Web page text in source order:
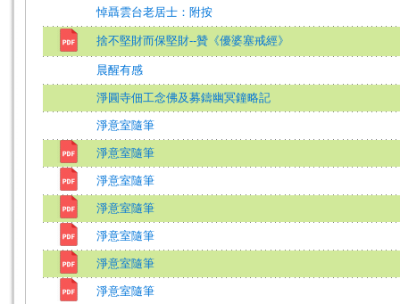
悼聶雲台老居士：附按
捨不堅財而保堅財--贊《優婆塞戒經》
晨醒有感
淨圓寺佃工念佛及募鑄幽冥鐘略記
淨意室隨筆
淨意室隨筆
淨意室隨筆
淨意室隨筆
淨意室隨筆
淨意室隨筆
淨意室隨筆